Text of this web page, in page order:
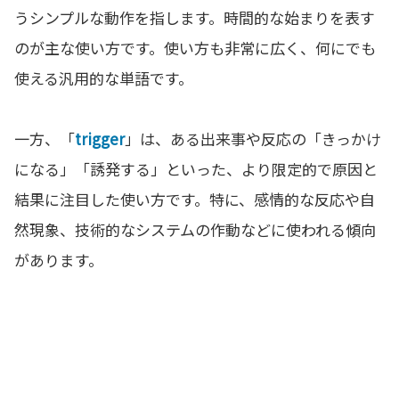
うシンプルな動作を指します。時間的な始まりを表す
のが主な使い方です。使い方も非常に広く、何にでも
使える汎用的な単語です。
一方、「trigger」は、ある出来事や反応の「きっかけ
になる」「誘発する」といった、より限定的で原因と
結果に注目した使い方です。特に、感情的な反応や自
然現象、技術的なシステムの作動などに使われる傾向
があります。